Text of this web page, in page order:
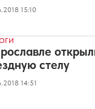
15:10
стелу
14:51